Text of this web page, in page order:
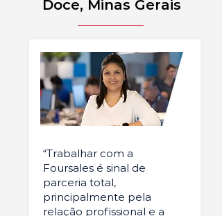
Doce, Minas Gerais
“Trabalhar com a
Foursales é sinal de
parceria total,
principalmente pela
relação profissional e a